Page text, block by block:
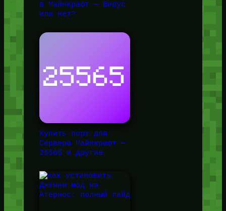
в Майнкрафт — Вирус
или нет?
Купить порт для
Сервера Майнкрафт —
25565 и другие